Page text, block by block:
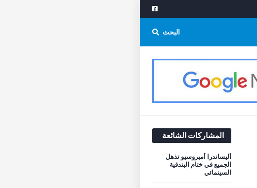
البحث
المشاركات الشائعة
أليساندرا أمبروسيو تذهل
الجميع في ختام البندقية
السينمائي